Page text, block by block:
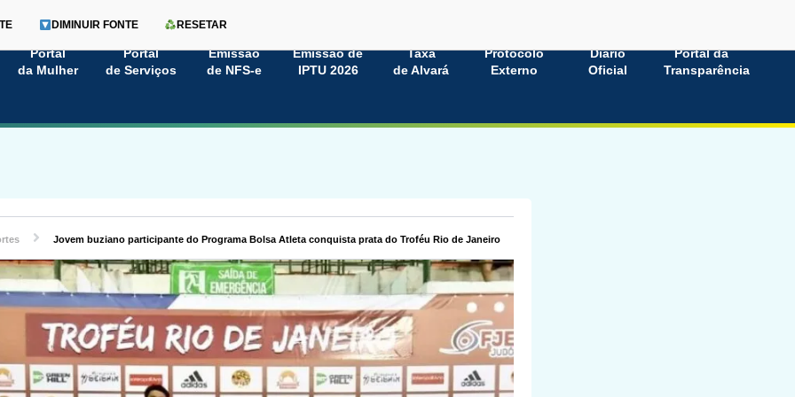
Portal
da Mulher
Portal
de Serviços
Emissão
de NFS-e
Emissão de
IPTU 2026
Taxa
de Alvará
Protocolo
Externo
Diário
Oficial
Portal da
Transparência
DIMINUIR FONTE RESETAR
Jovem buziano participante do Programa Bolsa Atleta conquista prata do Troféu Rio de Janeiro